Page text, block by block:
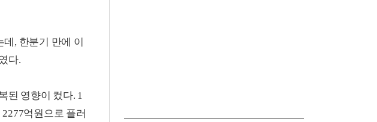
, 한분기 만에 이
다.
된 영향이 컸다. 1
억원으로 플러